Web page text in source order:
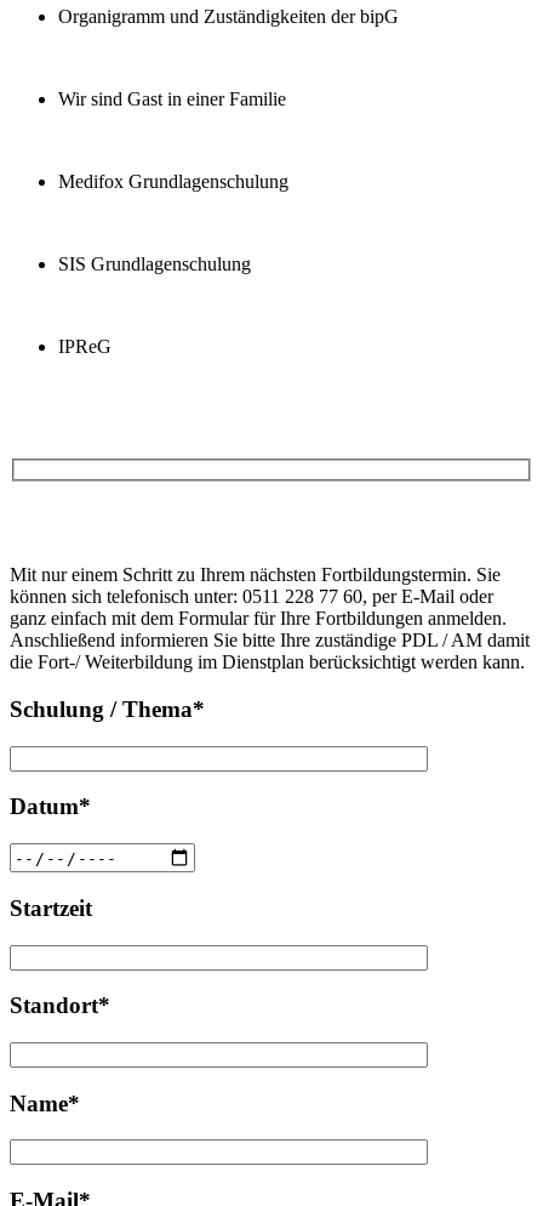
Organigramm und Zuständigkeiten der bipG
Wir sind Gast in einer Familie
Medifox Grundlagenschulung
SIS Grundlagenschulung
IPReG
Feld
leer.
lasse
dieses
Feld
leer.
Mit nur einem Schritt zu Ihrem nächsten Fortbildungstermin. Sie
können sich telefonisch unter: 0511 228 77 60, per E-Mail oder
ganz einfach mit dem Formular für Ihre Fortbildungen anmelden.
Anschließend informieren Sie bitte Ihre zuständige PDL / AM damit
die Fort-/ Weiterbildung im Dienstplan berücksichtigt werden kann.
Schulung / Thema*
Datum*
Startzeit
Standort*
Name*
E-Mail*